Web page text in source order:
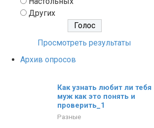
Других
Просмотреть результаты
Архив опросов
Как узнать любит ли тебя
муж как это понять и
проверить_1
Разные